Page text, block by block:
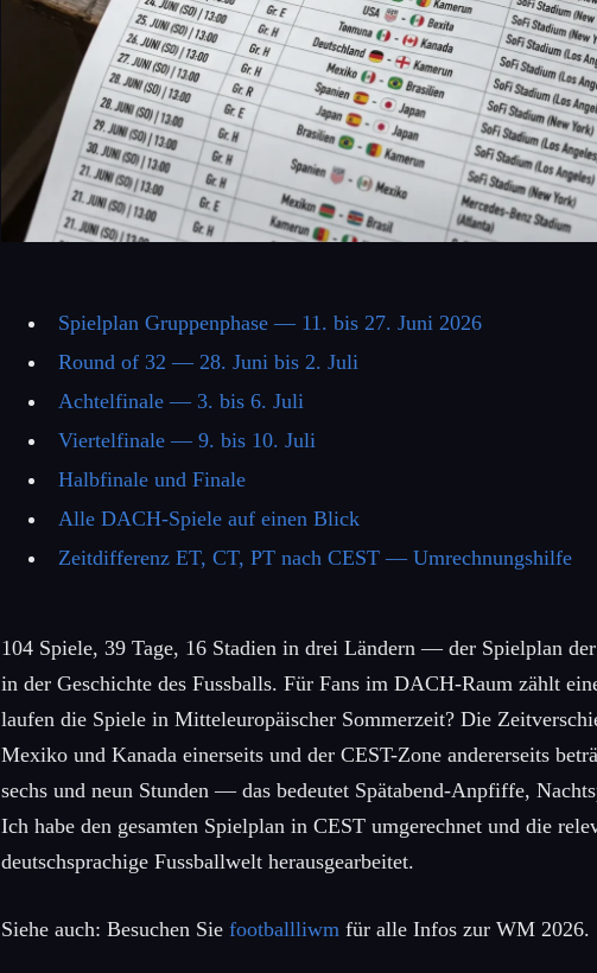
Spielplan Gruppenphase — 11. bis 27. Juni 2026
Round of 32 — 28. Juni bis 2. Juli
Achtelfinale — 3. bis 6. Juli
Viertelfinale — 9. bis 10. Juli
Halbfinale und Finale
Alle DACH-Spiele auf einen Blick
Zeitdifferenz ET, CT, PT nach CEST — Umrechnungshilfe
104 Spiele, 39 Tage, 16 Stadien in drei Ländern — der Spielplan
in der Geschichte des Fussballs. Für Fans im DACH-Raum zählt
laufen die Spiele in Mitteleuropäischer Sommerzeit? Die
Mexiko und Kanada einerseits und der CEST-Zone andererseits
sechs und neun Stunden — das bedeutet Spätabend-Anpfiffe,
Ich habe den gesamten Spielplan in CEST umgerechnet und die
deutschsprachige Fussballwelt herausgearbeitet.
Siehe auch: Besuchen Sie footballliwm für alle Infos zur WM 2026.